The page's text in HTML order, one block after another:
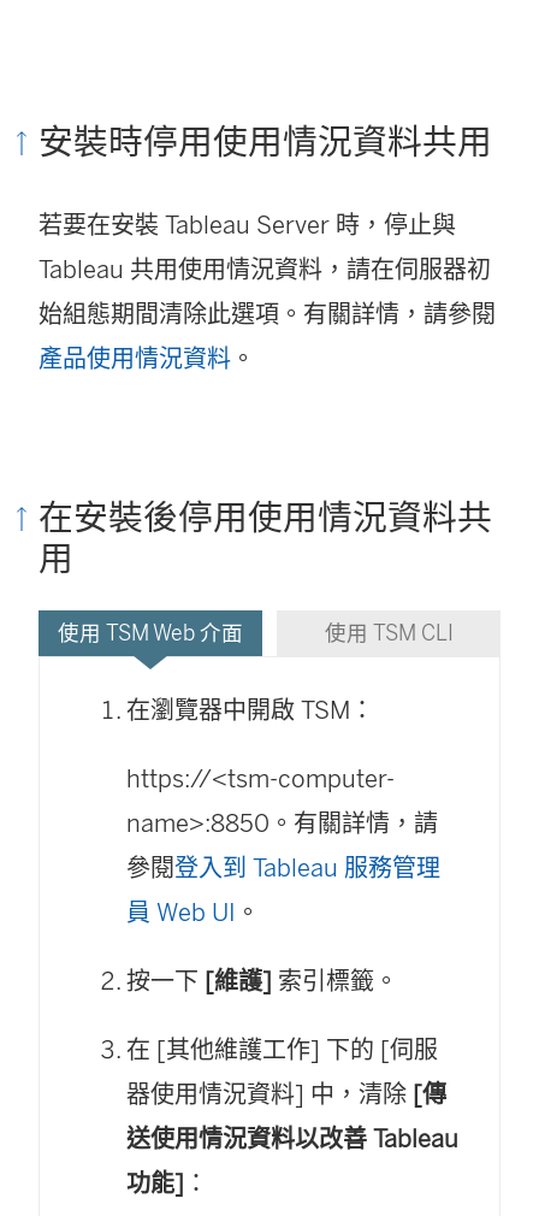
安裝時停用使用情況資料共用
若要在安裝 Tableau Server 時，停止與
Tableau 共用使用情況資料，請在伺服器初
始組態期間清除此選項。有關詳情，請參閱
產品使用情況資料 。
在安裝後停用使用情況資料共
用
使用 TSM Web 介面 使用 TSM CLI
在瀏覽器中開啟 TSM：
https://<tsm-computer-
name>:8850。有關詳情，請
參閱登入到 Tableau 服務管理
員 Web UI 。
按一下 [維護] 索引標籤。
在 [其他維護工作] 下的 [伺服
器使用情況資料] 中，清除 [傳
送使用情況資料以改善 Tableau
功能] ：